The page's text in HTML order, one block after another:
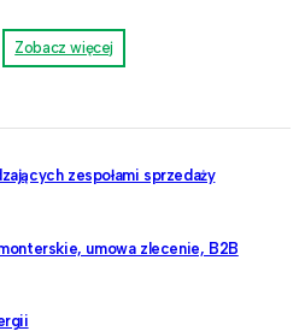
Zobacz więcej
zespołami sprzedaży
umowa zlecenie, B2B